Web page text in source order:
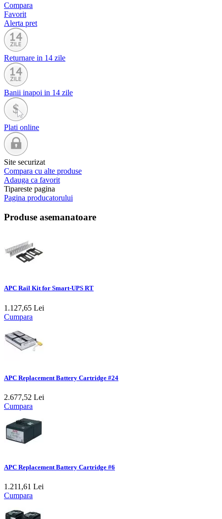
Compara
Favorit
Alerta pret
Returnare in 14 zile
Banii inapoi in 14 zile
Plati online
Site securizat
Compara cu alte produse
Adauga ca favorit
Tipareste pagina
Pagina producatorului
Produse asemanatoare
APC Rail Kit for Smart-UPS RT
1.127,65 Lei
Cumpara
APC Replacement Battery Cartridge #24
2.677,52 Lei
Cumpara
APC Replacement Battery Cartridge #6
1.211,61 Lei
Cumpara